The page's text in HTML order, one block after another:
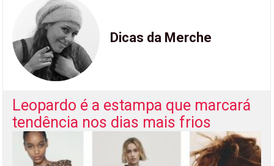
Dicas da Merche
Leopardo é a estampa que marcará
tendência nos dias mais frios